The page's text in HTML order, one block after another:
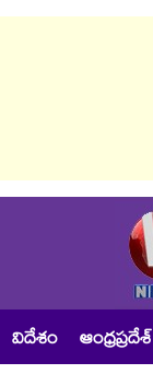
విదేశం ఆంధ్రప్రదేశ్